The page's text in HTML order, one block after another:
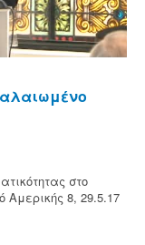
στο
Αμερικής 8, 29.5.17